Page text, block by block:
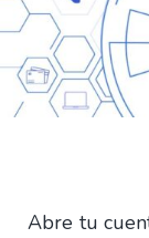
Abre tu